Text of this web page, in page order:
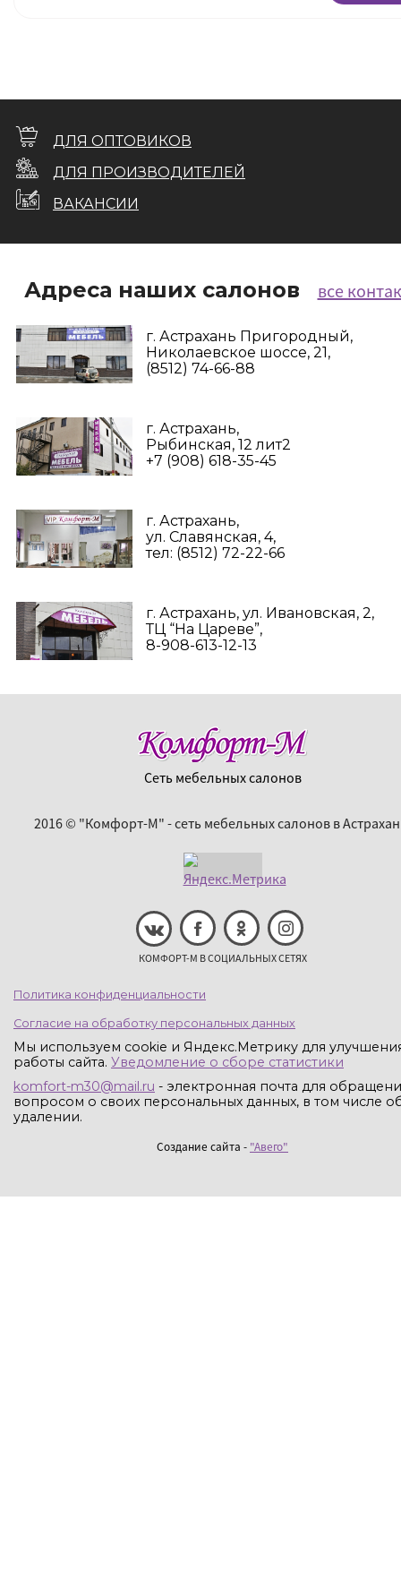
ДЛЯ ОПТОВИКОВ
ДЛЯ ПРОИЗВОДИТЕЛЕЙ
ВАКАНСИИ
Адреса наших салонов все
г. Астрахань Пригородный,
Николаевское шоссе, 21,
(8512) 74-66-88
г. Астрахань,
Рыбинская, 12 лит2
+7 (908) 618-35-45‬
г. Астрахань,
ул. Славянская, 4,
тел: (8512) 72-22-66
г. Астрахань, ул. Ивановская, 2,
ТЦ “На Цареве”,
8-908-613-12-13
Сеть мебельных салонов
2016 © "Комфорт-М" - сеть мебельных салонов в
КОМФОРТ-М В СОЦИАЛЬНЫХ СЕТЯХ
Политика конфиденциальности
Согласие на обработку персональных данных
Мы используем cookie и Яндекс.Метрику для
работы сайта. Уведомление о сборе статистики
komfort-m30@mail.ru - электронная почта для
вопросом о своих персональных данных, в том числе
удалении.
Создание сайта - "Авего"